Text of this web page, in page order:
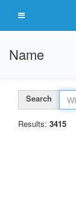
Name
Search
Results: 3415